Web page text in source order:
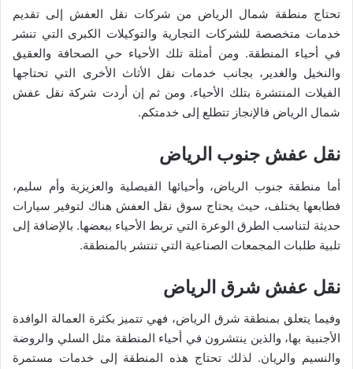
تحتاج منطقة شمال الرياض من شركات نقل العفش إلى تقديم
خدمات متخصصة للشركات التجارية والتوكيلات الكبرى التي تنشر
في أحياء المنطقة. ومن أمثلة تلك الأحياء حي الصحافة والعقيق
والنخيل والغدير، بجانب خدمات نقل الأثاث الأخرى التي تحتاجها
الفيلات المنتشرة بتلك الأحياء. ومن ثم إن أردت شركة نقل عفش
شمال الرياض فالإنجاز تتطلع إلى خدمتكم.
نقل عفش جنوب الرياض
أما منطقة جنوب الرياض، وأحيائها الفيصلية والعزيزية وأم سليم،
فطابعها يختلف، حيث يحتاج سوق نقل العفش هناك لتوفير سيارات
حديثة لتناسب الطرق الوعرة التي تربط الأحياء ببعضها. بالإضافة إلى
تلبية طلبات المجمعات الصناعية التي تنتشر بالمنطقة.
نقل عفش شرق الرياض
وفيما يتعلق بمنطقة شرق الرياض، فهي تتميز بكثرة العمالة الوافدة
الأجنبية بها، والذين ينتشرون في أحياء المنطقة مثل السلي والروضة
والنسيم والريان. لذلك تحتاج هذه المنطقة إلى خدمات مستمرة